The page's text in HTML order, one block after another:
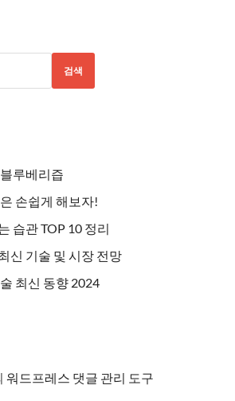
검색
루베리즙
손쉽게 해보자!
습관 TOP 10 정리
신 기술 및 시장 전망
최신 동향 2024
워드프레스 댓글 관리 도구